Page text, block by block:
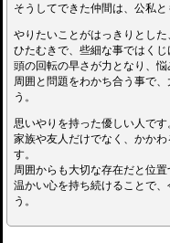
そうしてできた仲間は、公私
やりたいことがはっきりとした
ひたむきで、些細な事ではくじ
頭の回転の早さが力となり、悩
周囲と問題をわかち合う事で
う。
思いやりを持った優しい人です
家族や友人だけでなく、かか
す。
周囲からも大切な存在だと位置
温かい心を持ち続けることで
う。